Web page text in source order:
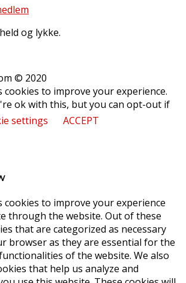
og lykke.
© 2020
cookies to improve your experience.
ok with this, but you can opt-out if
settings ACCEPT
cookies to improve your experience
through the website. Out of these
that are categorized as necessary
browser as they are essential for the
of the website. We also
that help us analyze and